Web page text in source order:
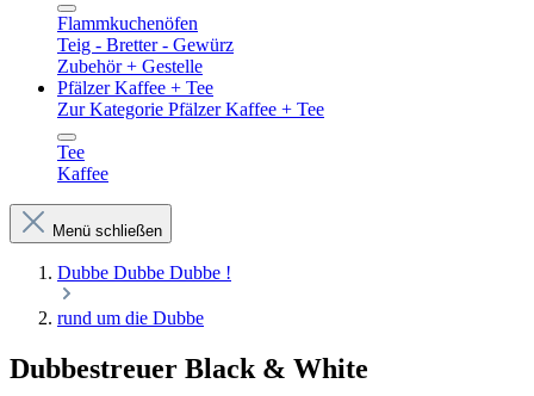
Flammkuchenöfen
Teig - Bretter - Gewürz
Zubehör + Gestelle
Pfälzer Kaffee + Tee
Zur Kategorie Pfälzer Kaffee + Tee
Tee
Kaffee
Menü schließen
Dubbe Dubbe Dubbe !
rund um die Dubbe
Dubbestreuer Black & White